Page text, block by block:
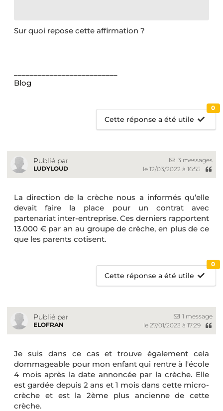
Sur quoi repose cette affirmation ?
Blog
Cette réponse a été utile
0
Publié par
LUDYLOUD
3 messages
le 12/03/2022 à 16:55
La direction de la crèche nous a informés qu’elle
devait faire la place pour un contrat avec
partenariat inter-entreprise. Ces derniers rapportent
13.000 € par an au groupe de crèche, en plus de ce
que les parents cotisent.
Cette réponse a été utile
0
Publié par
ELOFRAN
1 message
le 27/01/2023 à 17:29
Je suis dans ce cas et trouve également cela
dommageable pour mon enfant qui rentre à l'école
4 mois après la date annoncée par la crèche. Elle
est gardée depuis 2 ans et 1 mois dans cette micro-
crèche et est la 2ème plus ancienne de cette
crèche.